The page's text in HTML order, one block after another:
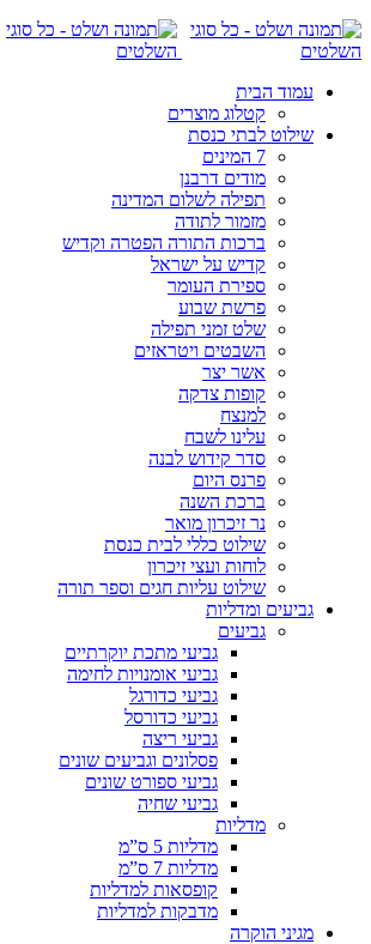
עמוד הבית
קטלוג מוצרים
שילוט לבתי כנסת
7 המינים
מודים דרבנן
תפילה לשלום המדינה
מזמור לתודה
ברכות התורה הפטרה וקדיש
קדיש על ישראל
ספירת העומר
פרשת שבוע
שלט זמני תפילה
השבטים ויטראזים
אשר יצר
קופות צדקה
למנצח
עלינו לשבח
סדר קידוש לבנה
פרנס היום
ברכת השנה
נר זיכרון מואר
שילוט כללי לבית כנסת
לוחות ועצי זיכרון
שילוט עליות חגים וספר תורה
גביעים ומדליות
גביעים
גביעי מתכת יוקרתיים
גביעי אומנויות לחימה
גביעי כדורגל
גביעי כדורסל
גביעי ריצה
פסלונים וגביעים שונים
גביעי ספורט שונים
גביעי שחיה
מדליות
מדליות 5 ס”מ
מדליות 7 ס”מ
קופסאות למדליות
מדבקות למדליות
מגיני הוקרה